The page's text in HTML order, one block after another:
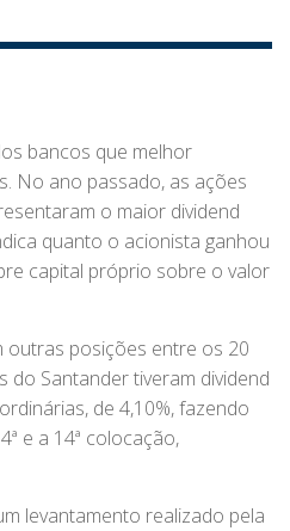
bancos que melhor
No ano passado, as ações
o maior dividend
quanto o acionista ganhou
capital próprio sobre o valor
outras posições entre os 20
do Santander tiveram dividend
de 4,10%, fazendo
e a 14ª colocação,
levantamento realizado pela